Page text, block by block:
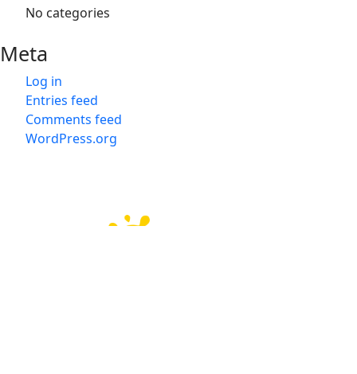
No categories
Meta
Log in
Entries feed
Comments feed
WordPress.org